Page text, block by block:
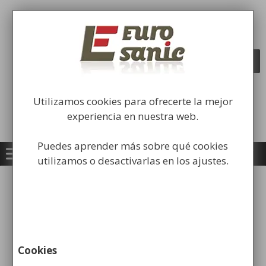
Saltar
Fabricación y comercialización de
equipamiento para la higiene industrial
Búsqueda
de
implementarlas
Utilizamos cookies para ofrecerte la mejor
experiencia en nuestra web.
Puedes aprender más sobre qué cookies
utilizamos o desactivarlas en los ajustes.
Cookies